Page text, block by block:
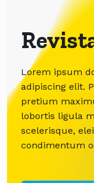
Lorem ipsum
adipiscing elit.
pretium
lobortis ligula
scelerisque,
condimentum